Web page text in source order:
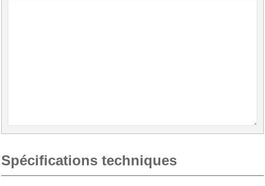
Spécifications techniques